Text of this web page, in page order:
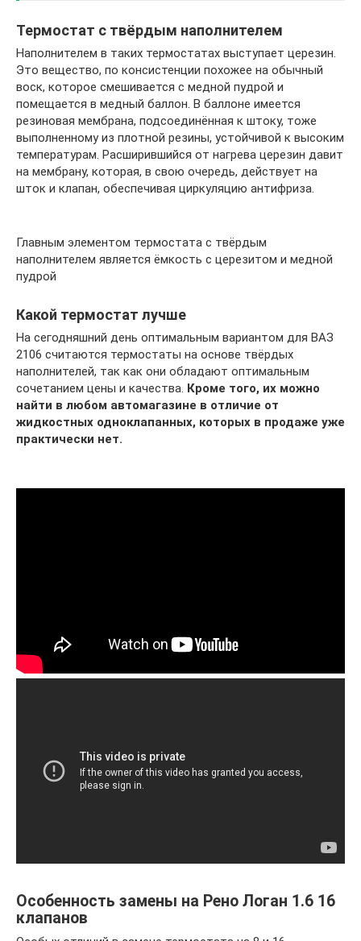
Термостат с твёрдым наполнителем
Наполнителем в таких термостатах выступает церезин.
Это вещество, по консистенции похожее на обычный
воск, которое смешивается с медной пудрой и
помещается в медный баллон. В баллоне имеется
резиновая мембрана, подсоединённая к штоку, тоже
выполненному из плотной резины, устойчивой к высоким
температурам. Расширившийся от нагрева церезин давит
на мембрану, которая, в свою очередь, действует на
шток и клапан, обеспечивая циркуляцию антифриза.
Главным элементом термостата с твёрдым
наполнителем является ёмкость с церезитом и медной
пудрой
Какой термостат лучше
На сегодняшний день оптимальным вариантом для ВАЗ
2106 считаются термостаты на основе твёрдых
наполнителей, так как они обладают оптимальным
сочетанием цены и качества. Кроме того, их можно
найти в любом автомагазине в отличие от
жидкостных одноклапанных, которых в продаже уже
практически нет.
Особенность замены на Рено Логан 1.6 16
клапанов